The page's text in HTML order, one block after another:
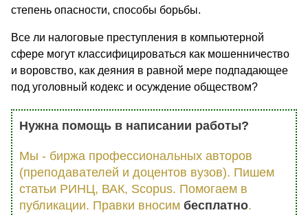
степень опасности, способы борьбы.
Все ли налоговые преступления в компьютерной
сфере могут классифицироваться как мошенничество
и воровство, как деяния в равной мере подпадающее
под уголовный кодекс и осуждение обществом?
Нужна помощь в написании работы?
Мы - биржа профессиональных авторов
(преподавателей и доцентов вузов). Пишем
статьи РИНЦ, ВАК, Scopus. Помогаем в
публикации. Правки вносим бесплатно.